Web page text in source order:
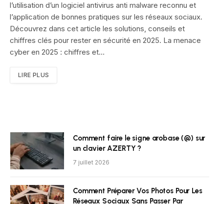
l’utilisation d’un logiciel antivirus anti malware reconnu et
l’application de bonnes pratiques sur les réseaux sociaux.
Découvrez dans cet article les solutions, conseils et
chiffres clés pour rester en sécurité en 2025. La menace
cyber en 2025 : chiffres et…
LIRE PLUS
Comment faire le signe arobase (@) sur
un clavier AZERTY ?
7 juillet 2026
Comment Préparer Vos Photos Pour Les
Réseaux Sociaux Sans Passer Par